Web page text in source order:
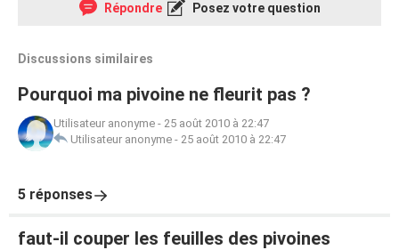
Répondre Posez votre question
Discussions similaires
Pourquoi ma pivoine ne fleurit pas ?
Utilisateur anonyme - 25 août 2010 à 22:47
Utilisateur anonyme - 25 août 2010 à 22:47
5 réponses
faut-il couper les feuilles des pivoines